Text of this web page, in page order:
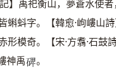
記】禹祀衡山，夢蒼水使
皆蝌蚪字。【韓愈·岣嶁山
形模奇。【宋·方翥·石鼓
神禹𥓓 。